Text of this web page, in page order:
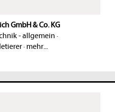
GmbH & Co. KG
- allgemein ·
· mehr...